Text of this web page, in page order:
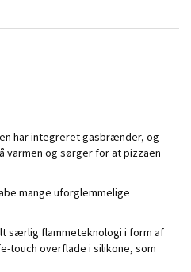
har integreret gasbrænder, og
varmen og sørger for at pizzaen
mange uforglemmelige
særlig flammeteknologi i form af
touch overflade i silikone, som